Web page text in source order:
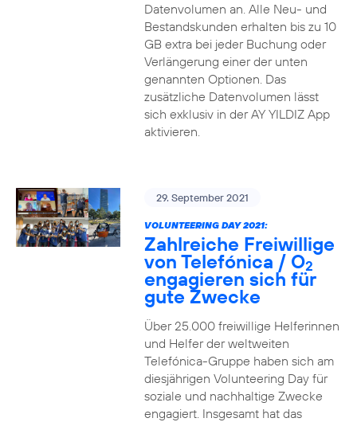
Datenvolumen an. Alle Neu- und
Bestandskunden erhalten bis zu 10
GB extra bei jeder Buchung oder
Verlängerung einer der unten
genannten Optionen. Das
zusätzliche Datenvolumen lässt
sich exklusiv in der AY YILDIZ App
aktivieren.
29. September 2021
VOLUNTEERING DAY 2021:
Zahlreiche Freiwillige
von Telefónica / O2
engagieren sich für
gute Zwecke
Über 25.000 freiwillige Helferinnen
und Helfer der weltweiten
Telefónica-Gruppe haben sich am
diesjährigen Volunteering Day für
soziale und nachhaltige Zwecke
engagiert. Insgesamt hat das